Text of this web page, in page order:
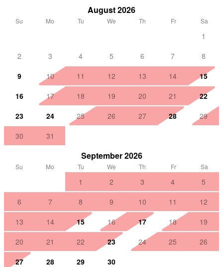
August 2026
Su Mo Tu We Th Fr Sa
1
2
3 4 5 6 7
8
9
10 11 12 13 14
15
16
17 18 19 20 21
22
23
24 25 26 27 28
29
30
31
September 2026
Su Mo Tu We Th Fr Sa
1 2 3 4
5
6
7 8 9 10 11
12
13
14 15 16 17 18
19
20
21 22 23 24 25
26
27
28 29 30